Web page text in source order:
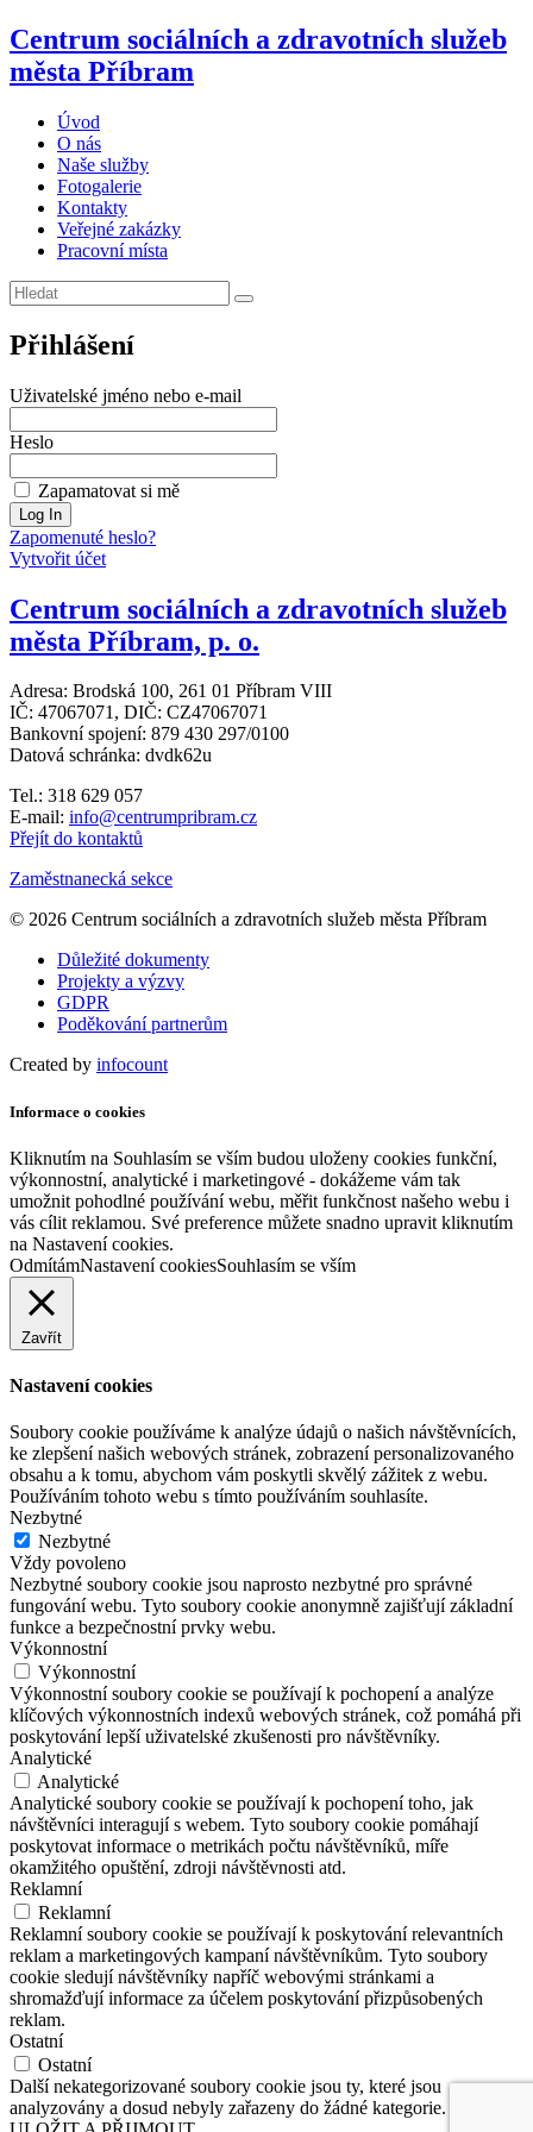
Centrum sociálních a zdravotních služeb
města Příbram
Úvod
O nás
Naše služby
Fotogalerie
Kontakty
Veřejné zakázky
Pracovní místa
Přihlášení
Uživatelské jméno nebo e-mail
Heslo
Zapamatovat si mě
Zapomenuté heslo?
Vytvořit účet
Centrum sociálních a zdravotních služeb
města Příbram, p. o.
Adresa: Brodská 100, 261 01 Příbram VIII
IČ: 47067071, DIČ: CZ47067071
Bankovní spojení: 879 430 297/0100
Datová schránka: dvdk62u
Tel.: 318 629 057
E-mail: info@centrumpribram.cz
Přejít do kontaktů
Zaměstnanecká sekce
© 2026 Centrum sociálních a zdravotních služeb města Příbram
Důležité dokumenty
Projekty a výzvy
GDPR
Poděkování partnerům
Created by infocount
Informace o cookies
Kliknutím na Souhlasím se vším budou uloženy cookies funkční,
výkonnostní, analytické i marketingové - dokážeme vám tak
umožnit pohodlné používání webu, měřit funkčnost našeho webu i
vás cílit reklamou. Své preference můžete snadno upravit kliknutím
na Nastavení cookies.
OdmítámNastavení cookiesSouhlasím se vším
Zavřít
Nastavení cookies
Soubory cookie používáme k analýze údajů o našich návštěvnících,
ke zlepšení našich webových stránek, zobrazení personalizovaného
obsahu a k tomu, abychom vám poskytli skvělý zážitek z webu.
Používáním tohoto webu s tímto používáním souhlasíte.
Nezbytné
Nezbytné
Vždy povoleno
Nezbytné soubory cookie jsou naprosto nezbytné pro správné
fungování webu. Tyto soubory cookie anonymně zajišťují základní
funkce a bezpečnostní prvky webu.
Výkonnostní
Výkonnostní
Výkonnostní soubory cookie se používají k pochopení a analýze
klíčových výkonnostních indexů webových stránek, což pomáhá při
poskytování lepší uživatelské zkušenosti pro návštěvníky.
Analytické
Analytické
Analytické soubory cookie se používají k pochopení toho, jak
návštěvníci interagují s webem. Tyto soubory cookie pomáhají
poskytovat informace o metrikách počtu návštěvníků, míře
okamžitého opuštění, zdroji návštěvnosti atd.
Reklamní
Reklamní
Reklamní soubory cookie se používají k poskytování relevantních
reklam a marketingových kampaní návštěvníkům. Tyto soubory
cookie sledují návštěvníky napříč webovými stránkami a
shromažďují informace za účelem poskytování přizpůsobených
reklam.
Ostatní
Ostatní
Další nekategorizované soubory cookie jsou ty, které jsou
analyzovány a dosud nebyly zařazeny do žádné kategorie.